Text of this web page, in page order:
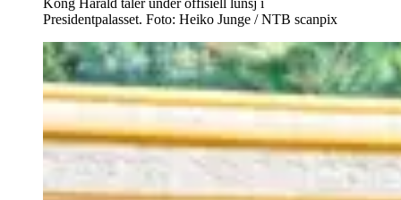
Kong Harald taler under offisiell lunsj i
Presidentpalasset. Foto: Heiko Junge / NTB scanpix